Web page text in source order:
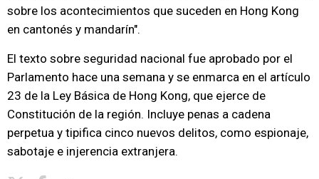
sobre los acontecimientos que suceden en Hong Kong
en cantonés y mandarín".
El texto sobre seguridad nacional fue aprobado por el
Parlamento hace una semana y se enmarca en el artículo
23 de la Ley Básica de Hong Kong, que ejerce de
Constitución de la región. Incluye penas a cadena
perpetua y tipifica cinco nuevos delitos, como espionaje,
sabotaje e injerencia extranjera.